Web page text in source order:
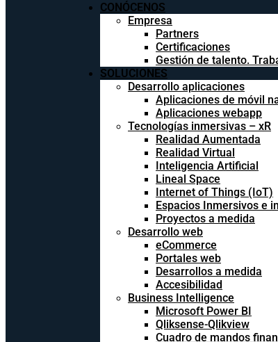
CONÓCENOS
Empresa
Partners
Certificaciones
Gestión de talento.
SOLUCIONES
Desarrollo aplicaciones
Aplicaciones de móvil
Aplicaciones webapp
Tecnologías inmersivas – xR
Realidad Aumentada
Realidad Virtual
Inteligencia Artificial
Lineal Space
Internet of Things (IoT)
Espacios Inmersivos e
Proyectos a medida
Desarrollo web
eCommerce
Portales web
Desarrollos a medida
Accesibilidad
Business Intelligence
Microsoft Power BI
Qliksense-Qlikview
Cuadro de mandos